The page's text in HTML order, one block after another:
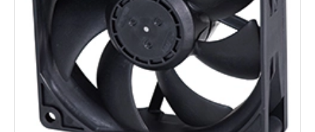
企业信息
加入我们